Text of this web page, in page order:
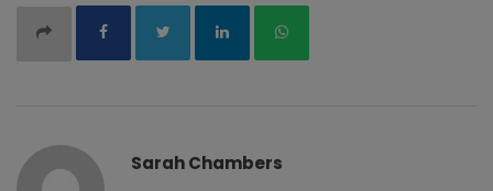
Sarah Chambers